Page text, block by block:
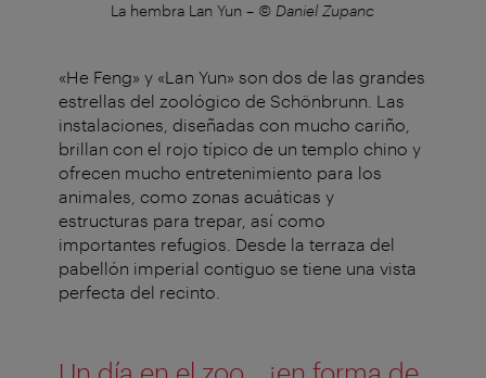
La hembra Lan Yun – © Daniel Zupanc
«He Feng» y «Lan Yun» son dos de las grandes
estrellas del zoológico de Schönbrunn. Las
instalaciones, diseñadas con mucho cariño,
brillan con el rojo típico de un templo chino y
ofrecen mucho entretenimiento para los
animales, como zonas acuáticas y
estructuras para trepar, así como
importantes refugios. Desde la terraza del
pabellón imperial contiguo se tiene una vista
perfecta del recinto.